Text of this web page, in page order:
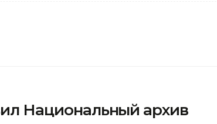
Национальный архив